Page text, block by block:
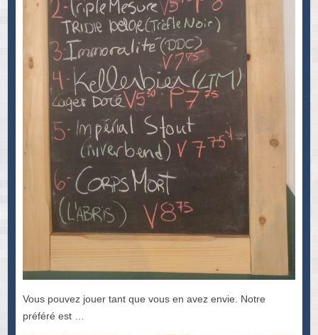
Vous pouvez jouer tant que vous en avez envie. Notre
préféré est …